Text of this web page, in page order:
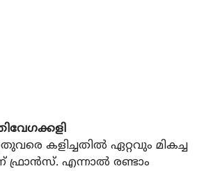
കളിച്ചതിൽ ഏറ്റവും മികച്ച
ഫ്രാൻസ്. എന്നാൽ രണ്ടാം